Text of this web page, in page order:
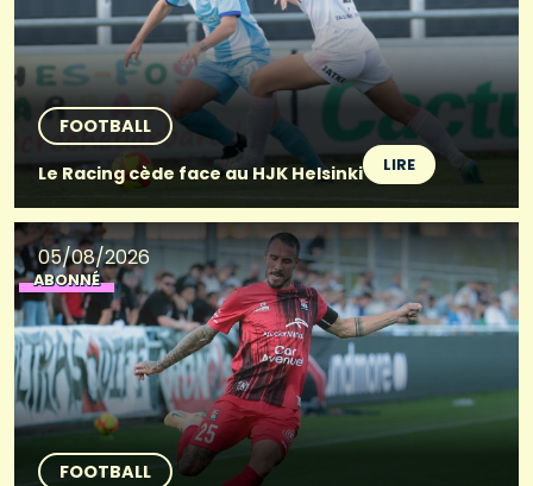
FOOTBALL
Le Racing cède face au HJK Helsinki
LIRE
05/08/2026
ABONNÉ
FOOTBALL